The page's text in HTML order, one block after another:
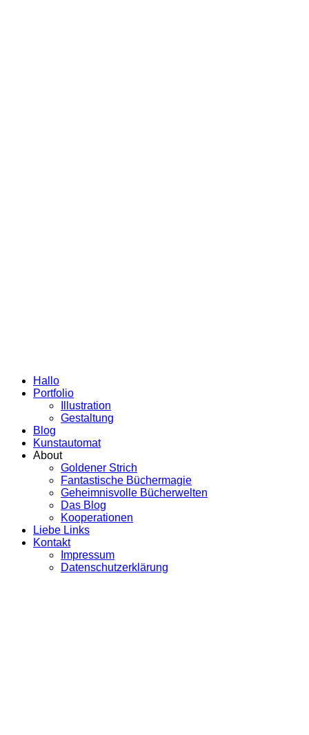
Hallo
Portfolio
Illustration
Gestaltung
Blog
Kunstautomat
About
Goldener Strich
Fantastische Büchermagie
Geheimnisvolle Bücherwelten
Das Blog
Kooperationen
Liebe Links
Kontakt
Impressum
Datenschutzerklärung